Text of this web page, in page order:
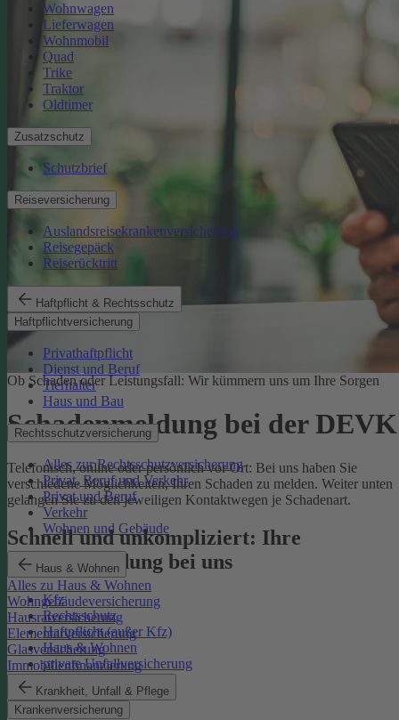
Wohnwagen
Lieferwagen
Wohnmobil
Quad
Trike
Traktor
Oldtimer
Zusatzschutz
Schutzbrief
Reiseversicherung
Auslandsreisekrankenversicherung
Reisegepäck
Reiserücktritt
Haftpflicht & Rechtsschutz
Haftpflichtversicherung
Privathaftpflicht
Dienst und Beruf
Tierhalter
Haus und Bau
Rechtsschutzversicherung
Alles zur Rechtsschutzversicherung
Privat, Beruf und Verkehr
Privat und Beruf
Verkehr
Wohnen und Gebäude
Haus & Wohnen
Alles zu Haus & Wohnen
Wohngebäudeversicherung
Hausratversicherung
Elementarversicherung
Glasversicherung
Immobilienfinanzierung
Krankheit, Unfall & Pflege
Krankenversicherung
Ob Schaden oder Leistungsfall: Wir kümmern uns um Ihre Sorgen
Schadenmeldung bei der DEVK
Telefonisch, online oder persönlich vor Ort: Bei uns haben Sie
verschiedene Möglichkeiten, Ihren Schaden zu melden. Weiter unten
gelangen Sie zu den jeweiligen Kontaktwegen je Schadenart.
Schnell und unkompliziert: Ihre
Schadenmeldung bei uns
Kfz
Rechtsschutz
Haftpflicht (außer Kfz)
Haus & Wohnen
private Unfallversicherung
Auslandskrankenschutz
Reiserücktritt
Reisegepäck